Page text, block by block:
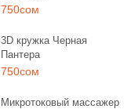
750сом
3D кружка Черная
Пантера
750сом
Микротоковый массажер